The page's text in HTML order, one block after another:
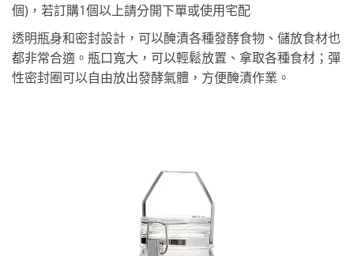
個)，若訂購1個以上請分開下單或使用宅配
透明瓶身和密封設計，可以醃漬各種發酵食物、儲放食材也
都非常合適。瓶口寬大，可以輕鬆放置、拿取各種食材；彈
性密封圈可以自由放出發酵氣體，方便醃漬作業。